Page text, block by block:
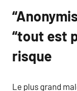
“tout est
risque
Le plus grand